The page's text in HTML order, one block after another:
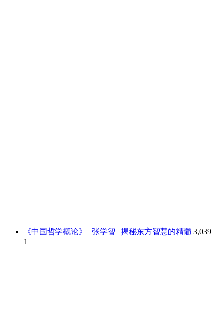
《中国哲学概论》 | 张学智 | 揭秘东方智慧的精髓 3,039
1